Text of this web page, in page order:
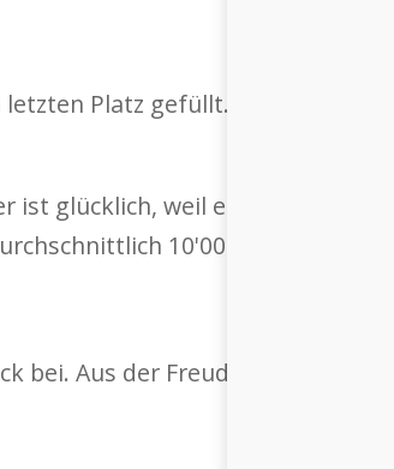
Platz gefüllt. 300 Gäste
glücklich, weil er nie fern
10'000 Franken
Aus der Freude der Wahl,